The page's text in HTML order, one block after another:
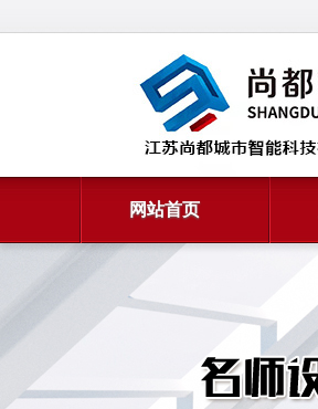
网站首页